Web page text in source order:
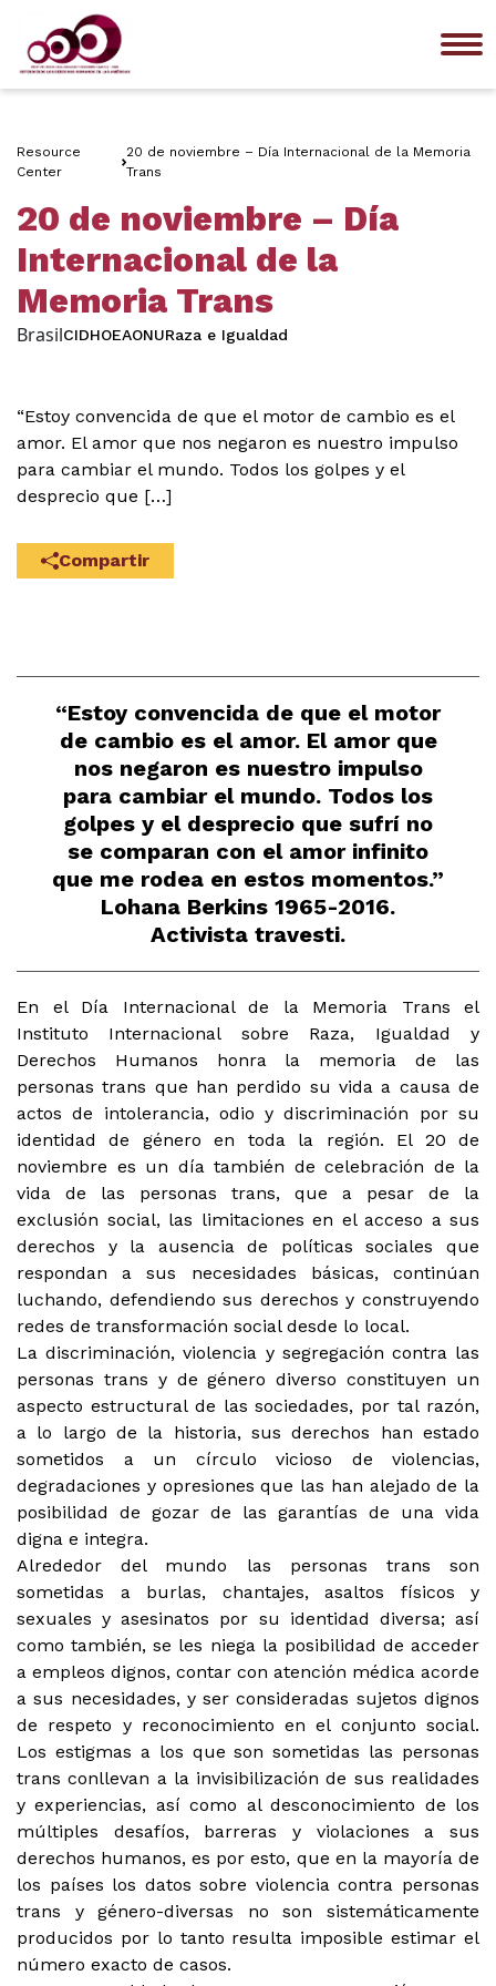
Resource
Center
20 de noviembre – Día Internacional de la Memoria
Trans
20 de noviembre – Día
Internacional de la
Memoria Trans
BrasilCIDHOEAONURaza e Igualdad
“Estoy convencida de que el motor de cambio es el
amor. El amor que nos negaron es nuestro impulso
para cambiar el mundo. Todos los golpes y el
desprecio que […]
Compartir
“Estoy convencida de que el motor
de cambio es el amor. El amor que
nos negaron es nuestro impulso
para cambiar el mundo. Todos los
golpes y el desprecio que sufrí no
se comparan con el amor infinito
que me rodea en estos momentos.”
Lohana Berkins 1965-2016.
Activista travesti.
En el Día Internacional de la Memoria Trans el
Instituto Internacional sobre Raza, Igualdad y
Derechos Humanos honra la memoria de las
personas trans que han perdido su vida a causa de
actos de intolerancia, odio y discriminación por su
identidad de género en toda la región. El 20 de
noviembre es un día también de celebración de la
vida de las personas trans, que a pesar de la
exclusión social, las limitaciones en el acceso a sus
derechos y la ausencia de políticas sociales que
respondan a sus necesidades básicas, continúan
luchando, defendiendo sus derechos y construyendo
redes de transformación social desde lo local.
La discriminación, violencia y segregación contra las
personas trans y de género diverso constituyen un
aspecto estructural de las sociedades, por tal razón,
a lo largo de la historia, sus derechos han estado
sometidos a un círculo vicioso de violencias,
degradaciones y opresiones que las han alejado de la
posibilidad de gozar de las garantías de una vida
digna e integra.
Alrededor del mundo las personas trans son
sometidas a burlas, chantajes, asaltos físicos y
sexuales y asesinatos por su identidad diversa; así
como también, se les niega la posibilidad de acceder
a empleos dignos, contar con atención médica acorde
a sus necesidades, y ser consideradas sujetos dignos
de respeto y reconocimiento en el conjunto social.
Los estigmas a los que son sometidas las personas
trans conllevan a la invisibilización de sus realidades
y experiencias, así como al desconocimiento de los
múltiples desafíos, barreras y violaciones a sus
derechos humanos, es por esto, que en la mayoría de
los países los datos sobre violencia contra personas
trans y género-diversas no son sistemáticamente
producidos por lo tanto resulta imposible estimar el
número exacto de casos.